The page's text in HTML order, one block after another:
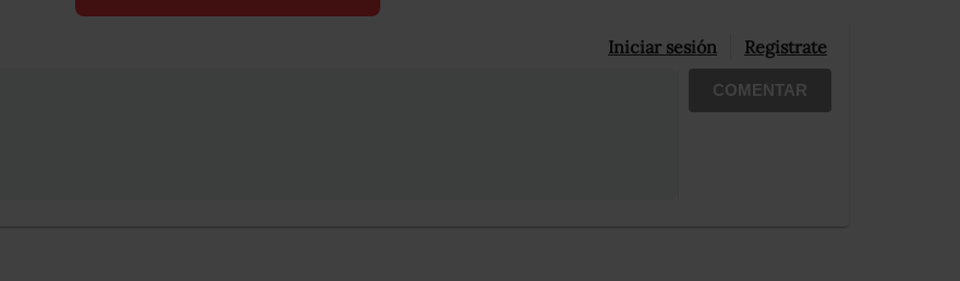
Iniciar sesión Registrate
COMENTAR